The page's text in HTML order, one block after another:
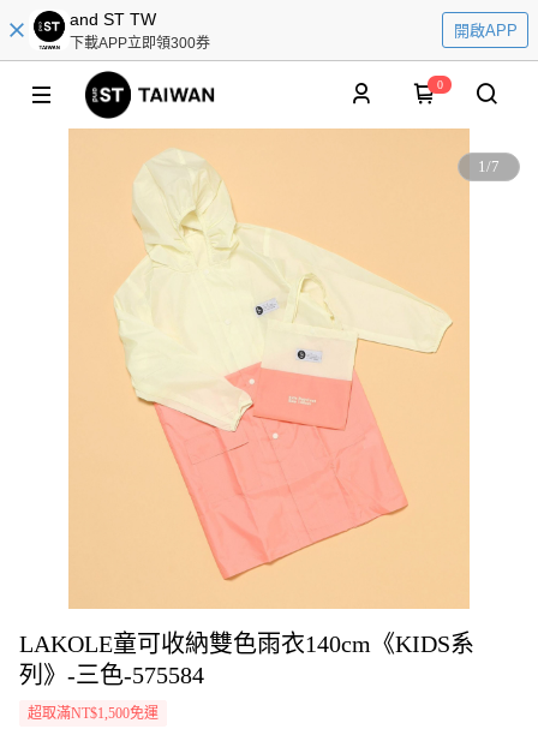
and ST TW
下載APP立即領300券
開啟APP
0
1/7
LAKOLE童可收納雙色雨衣140cm《KIDS系
列》-三色-575584
超取滿NT$1,500免運